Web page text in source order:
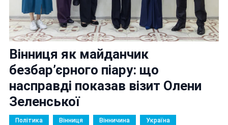
Вінниця як майданчик
безбар’єрного піару: що
насправді показав візит Олени
Зеленської
Політика Вінниця Вінничина Україна